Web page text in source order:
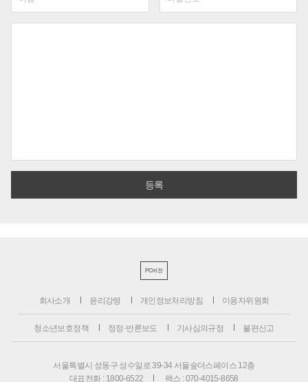
PC버전
회사소개 윤리강령 개인정보처리방침 이용자위원회
청소년보호정책 정정·반론보도 기사심의규정 불편신고
서울특별시 성동구 성수일로 39-34 서울숲더스페이스 12층
대표전화 : 1800-6522
팩스 : 070-4015-8658